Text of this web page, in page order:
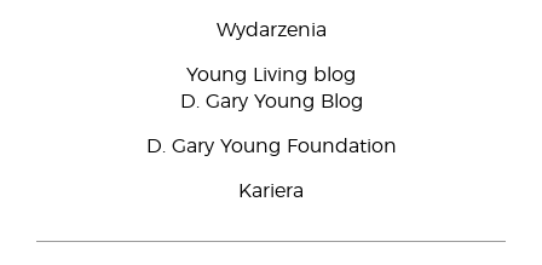
Wydarzenia
Young Living blog
D. Gary Young Blog
D. Gary Young Foundation
Kariera